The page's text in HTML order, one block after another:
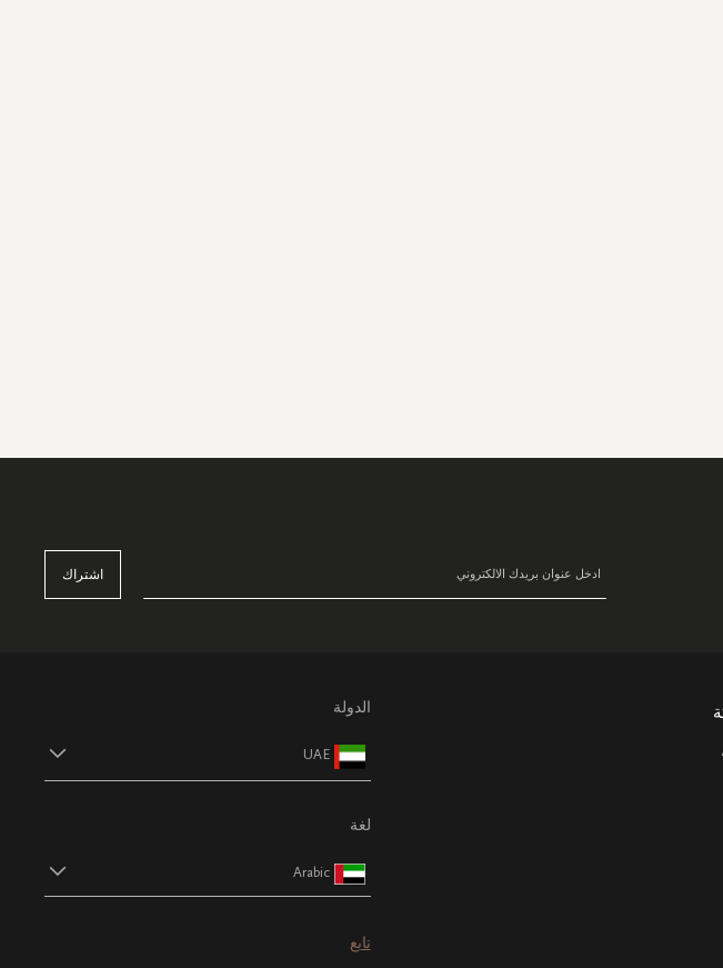
اشتراك
الدولة
UAE
لغة
Arabic
تابع